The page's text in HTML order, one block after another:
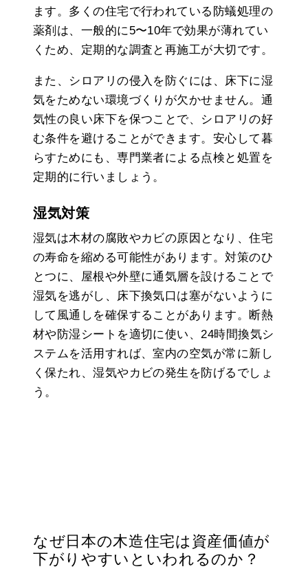
ます。多くの住宅で行われている防蟻処理の
薬剤は、一般的に5〜10年で効果が薄れてい
くため、定期的な調査と再施工が大切です。
また、シロアリの侵入を防ぐには、床下に湿
気をためない環境づくりが欠かせません。通
気性の良い床下を保つことで、シロアリの好
む条件を避けることができます。安心して暮
らすためにも、専門業者による点検と処置を
定期的に行いましょう。
湿気対策
湿気は木材の腐敗やカビの原因となり、住宅
の寿命を縮める可能性があります。対策のひ
とつに、屋根や外壁に通気層を設けることで
湿気を逃がし、床下換気口は塞がないように
して風通しを確保することがあります。断熱
材や防湿シートを適切に使い、24時間換気シ
ステムを活用すれば、室内の空気が常に新し
く保たれ、湿気やカビの発生を防げるでしょ
う。
なぜ日本の木造住宅は資産価値が
下がりやすいといわれるのか？